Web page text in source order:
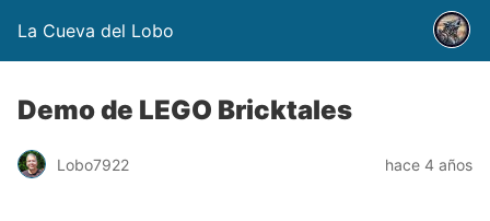
La Cueva del Lobo
Demo de LEGO Bricktales
Lobo7922 hace 4 años